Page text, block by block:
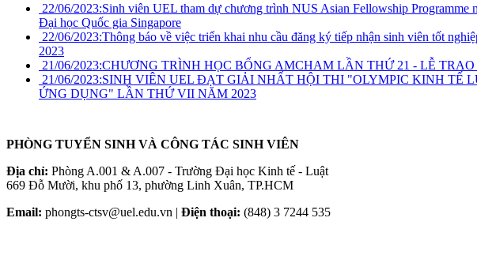
22/06/2023:Sinh viên UEL tham dự chương trình NUS Asian Fellowship Programme
Đại học Quốc gia Singapore
22/06/2023:Thông báo về việc triển khai nhu cầu đăng ký tiếp nhận sinh viên tốt
2023
21/06/2023:CHƯƠNG TRÌNH HỌC BỔNG AMCHAM LẦN THỨ 21 - LỄ TRAO
21/06/2023:SINH VIÊN UEL ĐẠT GIẢI NHẤT HỘI THI "OLYMPIC KINH TẾ
ỨNG DỤNG" LẦN THỨ VII NĂM 2023
PHÒNG TUYỂN SINH VÀ CÔNG TÁC SINH VIÊN
Địa chỉ: Phòng A.001 & A.007 - Trường Đại học Kinh tế - Luật
669 Đỗ Mười, khu phố 13, phường Linh Xuân, TP.HCM
Email: phongts-ctsv@uel.edu.vn | Điện thoại: (848) 3 7244 535